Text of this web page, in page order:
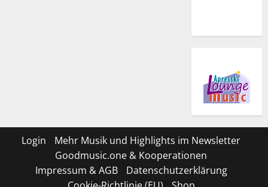
Login
Mehr Musik und Highlights im Newsletter
Goodmusic.one & Kooperationen
Impressum & AGB
Datenschutzerklärung